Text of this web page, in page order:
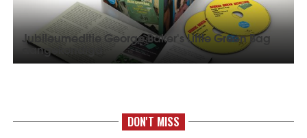
Jubileumeditie George Baker's Little Green Bag
aangekondigd
DON'T MISS